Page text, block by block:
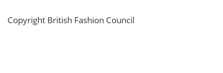
Copyright British Fashion Council